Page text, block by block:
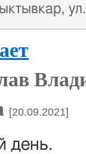
[20.09.2021]
день.